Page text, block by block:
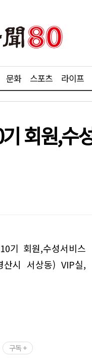
문화 스포츠 라이프
회원,수
기 회원,수성서비스
산시 서상동) VIP실,
구독 +